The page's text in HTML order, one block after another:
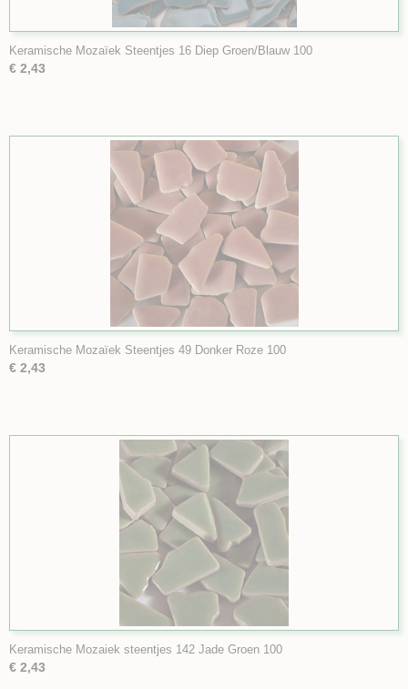
Keramische Mozaïek Steentjes 16 Diep Groen/Blauw 100
€ 2,43
Keramische Mozaïek Steentjes 49 Donker Roze 100
€ 2,43
Keramische Mozaiek steentjes 142 Jade Groen 100
€ 2,43